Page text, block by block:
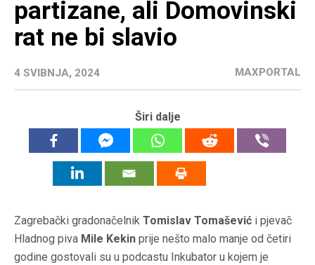
partizane, ali Domovinski
rat ne bi slavio
4 SVIBNJA, 2024 MAXPORTAL
Širi dalje
Zagrebački gradonačelnik Tomislav Tomašević i pjevač
Hladnog piva Mile Kekin prije nešto malo manje od četiri
godine gostovali su u podcastu Inkubator u kojem je